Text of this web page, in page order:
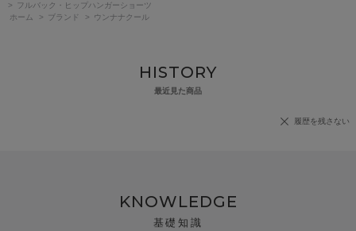
>
フルバック・ヒップハンガーショーツ
ホーム
> ブランド > ウンナナクール
HISTORY
最近見た商品
履歴を残さない
KNOWLEDGE
基礎知識